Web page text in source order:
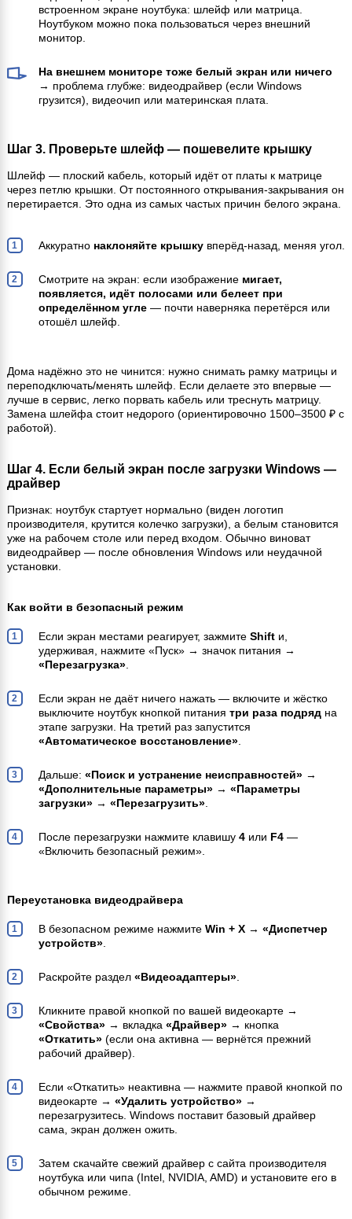
встроенном экране ноутбука: шлейф или матрица.
Ноутбуком можно пока пользоваться через внешний
монитор.
На внешнем мониторе тоже белый экран или ничего
→ проблема глубже: видеодрайвер (если Windows
грузится), видеочип или материнская плата.
Шаг 3. Проверьте шлейф — пошевелите крышку
Шлейф — плоский кабель, который идёт от платы к матрице
через петлю крышки. От постоянного открывания-закрывания он
перетирается. Это одна из самых частых причин белого экрана.
Аккуратно наклоняйте крышкувперёд-назад, меняя угол.
Смотрите на экран: если изображение мигает,
появляется, идёт полосами или белеет при
определённом угле— почти наверняка перетёрся или
отошёл шлейф.
Дома надёжно это не чинится: нужно снимать рамку матрицы и
переподключать/менять шлейф. Если делаете это впервые —
лучше в сервис, легко порвать кабель или треснуть матрицу.
Замена шлейфа стоит недорого (ориентировочно 1500–3500 ₽ с
работой).
Шаг 4. Если белый экран после загрузки Windows —
драйвер
Признак: ноутбук стартует нормально (виден логотип
производителя, крутится колечко загрузки), а белым становится
уже на рабочем столе или перед входом. Обычно виноват
видеодрайвер — после обновления Windows или неудачной
установки.
Как войти в безопасный режим
Если экран местами реагирует, зажмите Shiftи,
удерживая, нажмите «Пуск» → значок питания →
«Перезагрузка».
Если экран не даёт ничего нажать — включите и жёстко
выключите ноутбук кнопкой питания три раза подрядна
этапе загрузки. На третий раз запустится
«Автоматическое восстановление».
Дальше: «Поиск и устранение неисправностей»→
«Дополнительные параметры»→ «Параметры
загрузки»→ «Перезагрузить».
После перезагрузки нажмите клавишу 4или F4—
«Включить безопасный режим».
Переустановка видеодрайвера
В безопасном режиме нажмите Win + X→ «Диспетчер
устройств».
Раскройте раздел «Видеоадаптеры».
Кликните правой кнопкой по вашей видеокарте →
«Свойства»→ вкладка «Драйвер»→ кнопка
«Откатить»(если она активна — вернётся прежний
рабочий драйвер).
Если «Откатить» неактивна — нажмите правой кнопкой по
видеокарте → «Удалить устройство»→
перезагрузитесь. Windows поставит базовый драйвер
сама, экран должен ожить.
Затем скачайте свежий драйвер с сайта производителя
ноутбука или чипа (Intel, NVIDIA, AMD) и установите его в
обычном режиме.